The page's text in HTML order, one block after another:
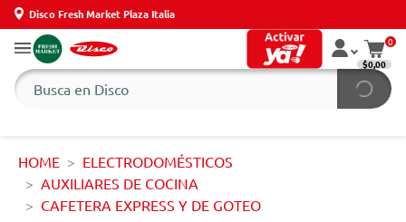
Disco Fresh Market Plaza Italia
0
$0,00
HOME
ELECTRODOMÉSTICOS
AUXILIARES DE COCINA
CAFETERA EXPRESS Y DE GOTEO